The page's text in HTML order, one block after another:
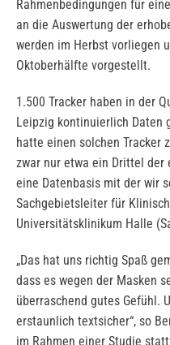
Rahmenbedingungen für
an die Auswertung der
werden im Herbst vorliegen
Oktoberhälfte vorgestellt.
1.500 Tracker haben in der
Leipzig kontinuierlich Daten
hatte einen solchen Tracker
zwar nur etwa ein Drittel der
eine Datenbasis mit der wir
Sachgebietsleiter für
Universitätsklinikum Halle
„Das hat uns richtig Spaß
dass es wegen der Masken
überraschend gutes Gefühl.
erstaunlich textsicher“, so
im Rahmen einer Studie